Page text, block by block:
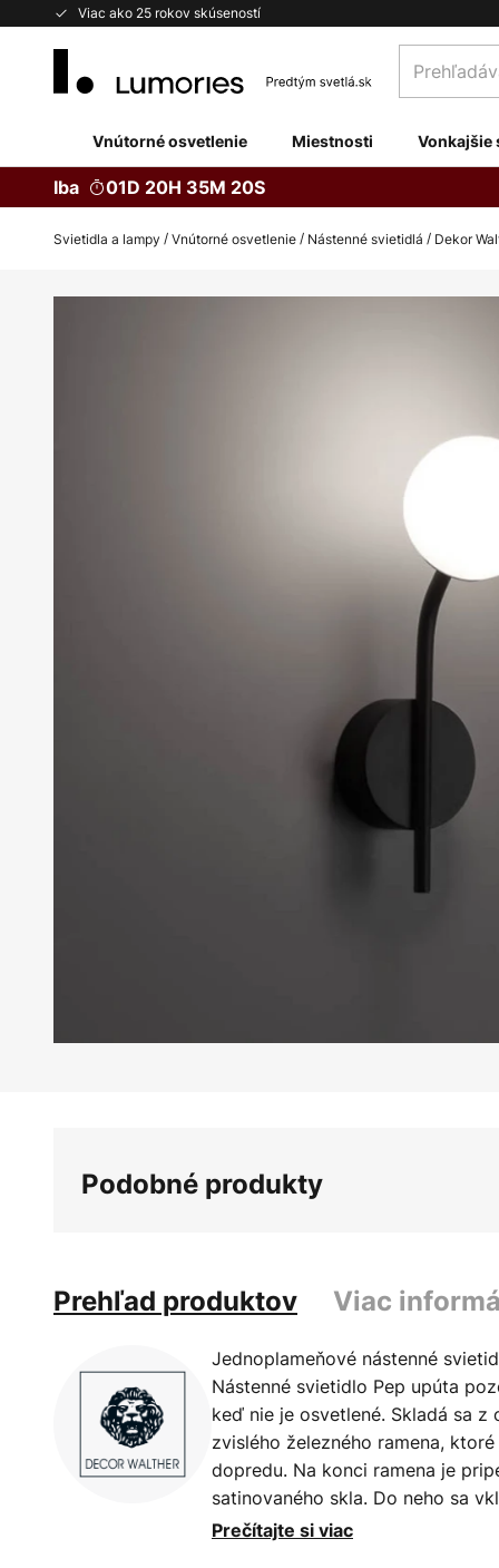
Viac ako 25 rokov skúseností
Skip
obchod
Vnútorné osvetlenie Miestnosti Vonkajšie
Iba 01D 20H 35M 19S
Svietidla a lampy Vnútorné osvetlenie Nástenné svietidlá Dekor
obrázkov
Podobné produkty
Prehľad produktov Viac
Jednoplameňové nástenné
Nástenné svietidlo Pep upúta
keď nie je osvetlené. Skladá sa z
zvislého železného ramena,
dopredu. Na konci ramena je
satinovaného skla. Do neho sa
príslušenstvo), ktorej svetlo sa
Prečítajte si viac